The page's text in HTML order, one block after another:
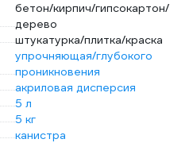
бетон/кирпич/гипсокартон/
дерево
штукатурка/плитка/краска
упрочняющая/глубокого
проникновения
акриловая дисперсия
5 л
5 кг
канистра